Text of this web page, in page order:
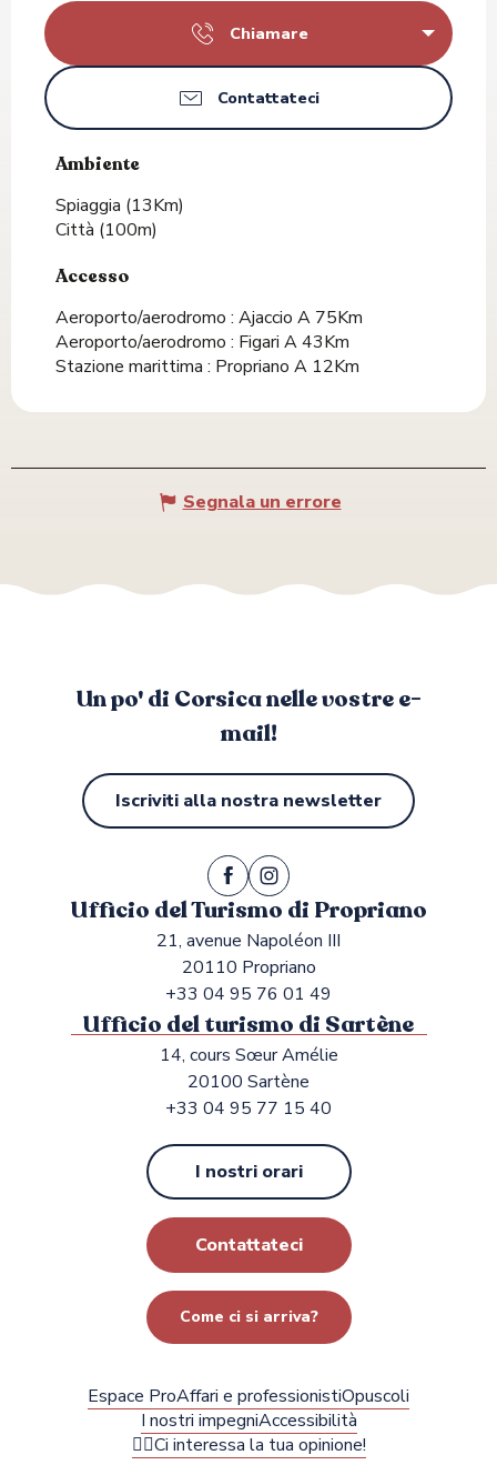
Chiamare
Contattateci
Ambiente
Ambiente
Spiaggia (13Km)
Città (100m)
Accesso
Accesso
Aeroporto/aerodromo : Ajaccio A 75Km
Aeroporto/aerodromo : Figari A 43Km
Stazione marittima : Propriano A 12Km
Segnala un errore
Un po' di Corsica nelle vostre e-
mail!
Iscriviti alla nostra newsletter
Ufficio del Turismo di Propriano
21, avenue Napoléon III
20110 Propriano
+33 04 95 76 01 49
Ufficio del turismo di Sartène
14, cours Sœur Amélie
20100 Sartène
+33 04 95 77 15 40
I nostri orari
Contattateci
Come ci si arriva?
Espace ProAffari e professionistiOpuscoli
I nostri impegniAccessibilità
✍🏻Ci interessa la tua opinione!